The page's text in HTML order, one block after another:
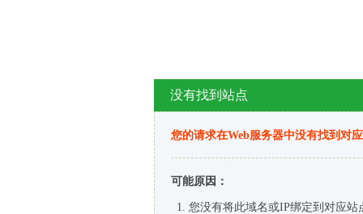
没有找到站点
您的请求在Web服务器中没有找到对
可能原因：
您没有将此域名或IP绑定到对应站